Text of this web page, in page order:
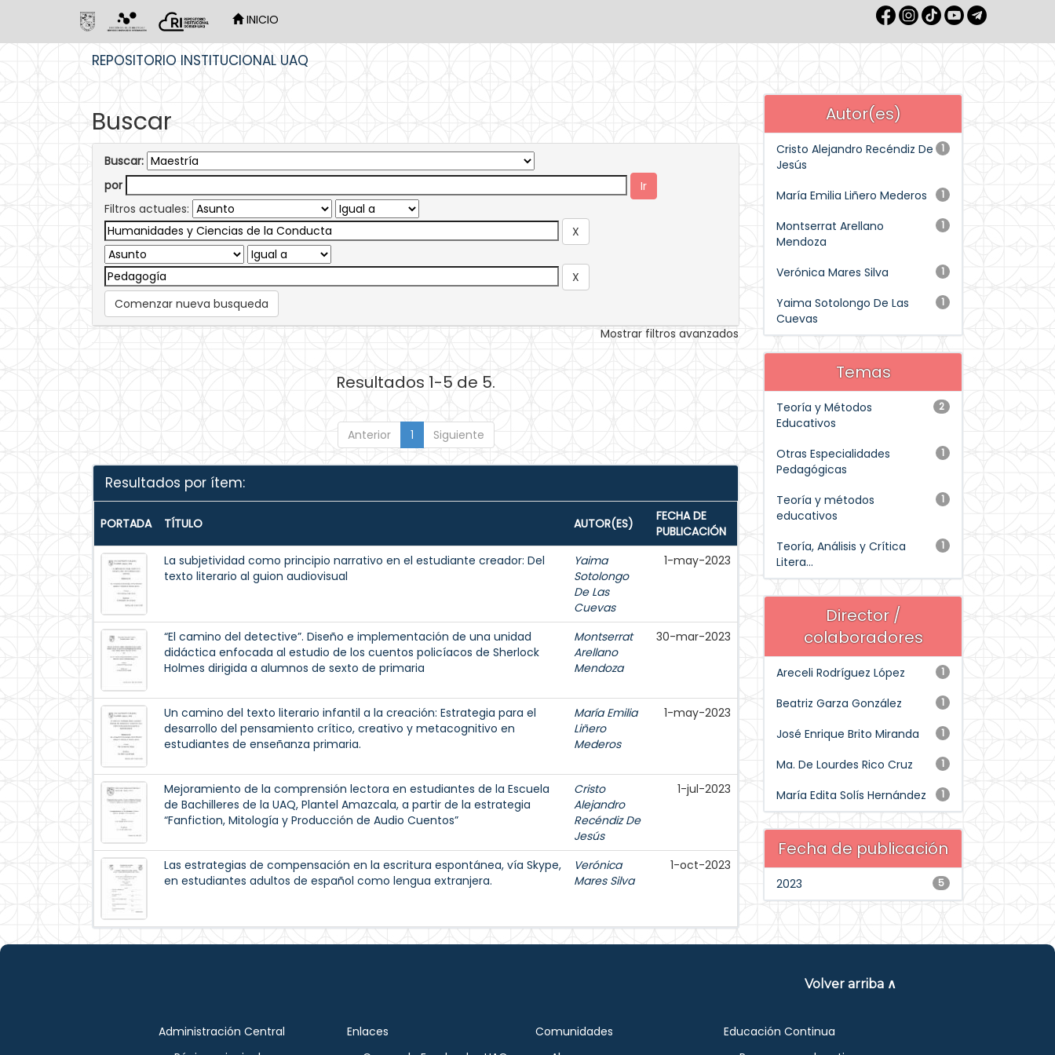
INICIO
REPOSITORIO INSTITUCIONAL UAQ
Buscar
Buscar:
por
Filtros actuales:
Comenzar nueva busqueda
Mostrar filtros avanzados
Resultados 1-5 de 5.
Anterior 1 Siguiente
Resultados por ítem:
PORTADA TÍTULO AUTOR(ES)
FECHA DE
PUBLICACIÓN
La subjetividad como principio narrativo en el estudiante creador: Del
texto literario al guion audiovisual
Yaima
Sotolongo
De Las
Cuevas
1-may-2023
“El camino del detective”. Diseño e implementación de una unidad
didáctica enfocada al estudio de los cuentos policíacos de Sherlock
Holmes dirigida a alumnos de sexto de primaria
Montserrat
Arellano
Mendoza
30-mar-2023
Un camino del texto literario infantil a la creación: Estrategia para el
desarrollo del pensamiento crítico, creativo y metacognitivo en
estudiantes de enseñanza primaria.
María Emilia
Liñero
Mederos
1-may-2023
Mejoramiento de la comprensión lectora en estudiantes de la Escuela
de Bachilleres de la UAQ, Plantel Amazcala, a partir de la estrategia
“Fanfiction, Mitología y Producción de Audio Cuentos”
Cristo
Alejandro
Recéndiz De
Jesús
1-jul-2023
Las estrategias de compensación en la escritura espontánea, vía Skype,
en estudiantes adultos de español como lengua extranjera.
Verónica
Mares Silva
1-oct-2023
Autor(es)
1
Cristo Alejandro Recéndiz De
Jesús
1
María Emilia Liñero Mederos
1
Montserrat Arellano
Mendoza
1
Verónica Mares Silva
1
Yaima Sotolongo De Las
Cuevas
Temas
2
Teoría y Métodos
Educativos
1
Otras Especialidades
Pedagógicas
1
Teoría y métodos
educativos
1
Teoría, Análisis y Crítica
Litera...
Director /
colaboradores
1
Areceli Rodríguez López
1
Beatriz Garza González
1
José Enrique Brito Miranda
1
Ma. De Lourdes Rico Cruz
1
María Edita Solís Hernández
Fecha de publicación
5
2023
Volver arriba ∧
Administración Central
Enlaces
Comunidades
Educación Continua